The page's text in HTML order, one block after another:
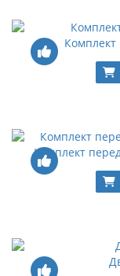
Комплект